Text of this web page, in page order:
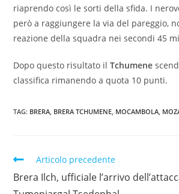
riaprendo così le sorti della sfida. I
però a raggiungere la via del pareggio,
reazione della squadra nei secondi 45
Dopo questo risultato ilTchumene
classifica rimanendo a quota 10 punti.
TAG: BRERA, BRERA TCHUMENE, MOCAMBOLA,
Articolo precedente
Brera Ilch, ufficiale l’arrivo